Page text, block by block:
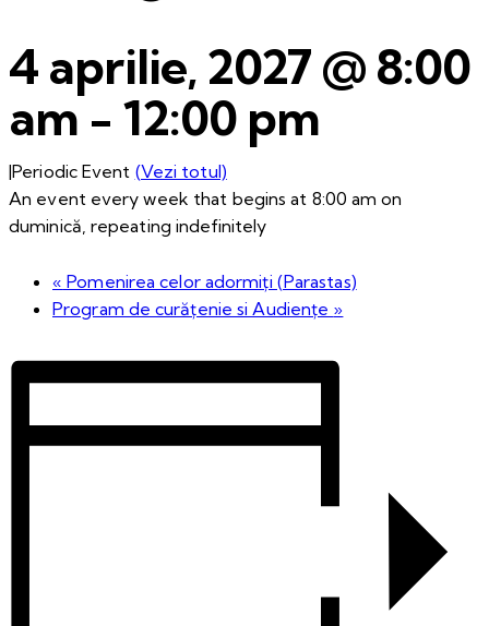
4 aprilie, 2027 @ 8:00
am - 12:00 pm
|Periodic Event (Vezi totul)
An event every week that begins at 8:00 am on
duminică, repeating indefinitely
« Pomenirea celor adormiți (Parastas)
Program de curățenie si Audiențe »